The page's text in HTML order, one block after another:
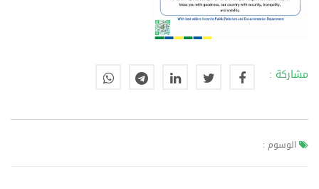
مشاركة :
الوسوم :